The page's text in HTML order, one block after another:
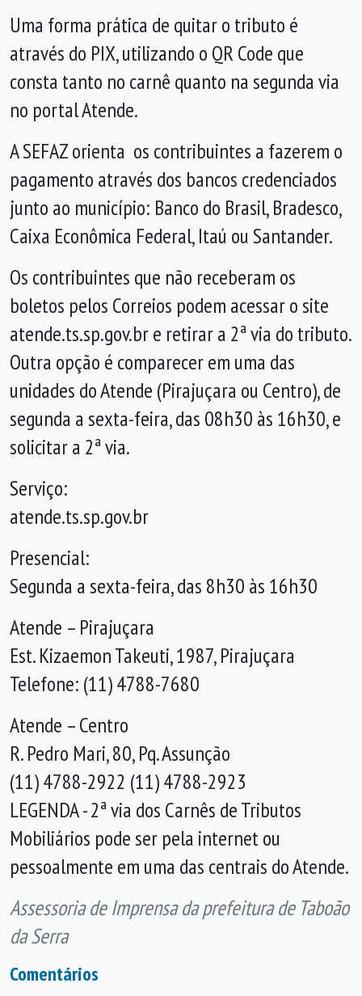
Uma forma prática de quitar o tributo é
através do PIX, utilizando o QR Code que
consta tanto no carnê quanto na segunda via
no portal Atende.
A SEFAZ orienta os contribuintes a fazerem o
pagamento através dos bancos credenciados
junto ao município: Banco do Brasil, Bradesco,
Caixa Econômica Federal, Itaú ou Santander.
Os contribuintes que não receberam os
boletos pelos Correios podem acessar o site
atende.ts.sp.gov.br e retirar a 2ª via do tributo.
Outra opção é comparecer em uma das
unidades do Atende (Pirajuçara ou Centro), de
segunda a sexta-feira, das 08h30 às 16h30, e
solicitar a 2ª via.
Serviço:
atende.ts.sp.gov.br
Presencial:
Segunda a sexta-feira, das 8h30 às 16h30
Atende – Pirajuçara
Est. Kizaemon Takeuti, 1987, Pirajuçara
Telefone: (11) 4788-7680
Atende – Centro
R. Pedro Mari, 80, Pq. Assunção
(11) 4788-2922 (11) 4788-2923
LEGENDA - 2ª via dos Carnês de Tributos
Mobiliários pode ser pela internet ou
pessoalmente em uma das centrais do Atende.
Assessoria de Imprensa da prefeitura de Taboão
da Serra
Comentários